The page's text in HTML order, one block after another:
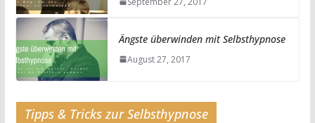
Ängste überwinden mit Selbsthypnose
August 27, 2017
Tipps & Tricks zur Selbsthypnose